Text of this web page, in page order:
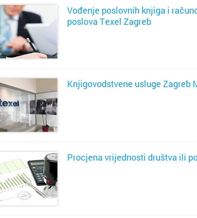
Vođenje poslovnih knjiga i
poslova Texel Zagreb
Knjigovodstvene usluge Zagreb
Procjena vrijednosti društva ili